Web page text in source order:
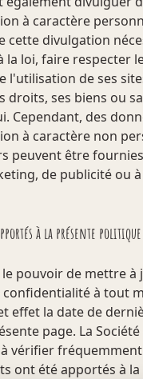
à caractère
cette divulgation
la loi, faire respecter
l'utilisation de ses
droits, ses biens ou
Cependant, des
à caractère non
peuvent être
de publicité ou
à la présente
le pouvoir de mettre
à tout
effet la date de
page. La
vérifier fréquemment
ont été apportés à